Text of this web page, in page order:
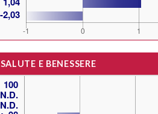
SALUTE E BENESSERE